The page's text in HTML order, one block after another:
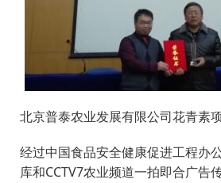
北京普泰农业发展有限公司花青素
经过中国食品安全健康促进工程办
库和CCTV7农业频道一拍即合广告